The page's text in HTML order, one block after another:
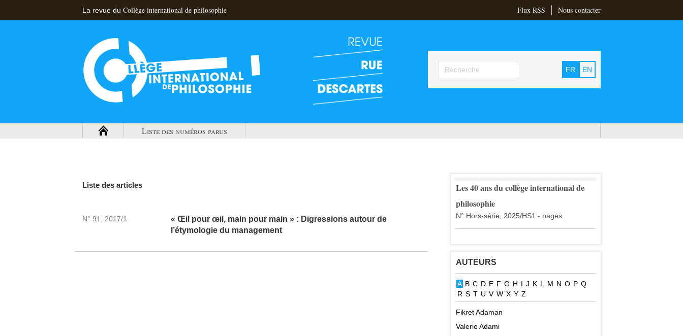
La revue du Collège international de philosophie Flux RSS Nous contacter
FR EN
Liste des numéros parus
Liste des articles
N° 91, 2017/1
« Œil pour œil, main pour main » : Digressions autour de
l’étymologie du management
Les 40 ans du collège international de
philosophie
N° Hors-série, 2025/HS1 - pages
AUTEURS
A B C D E F G H I J K L M N O P Q
R S T U V W X Y Z
Fikret Adaman
Valerio Adami